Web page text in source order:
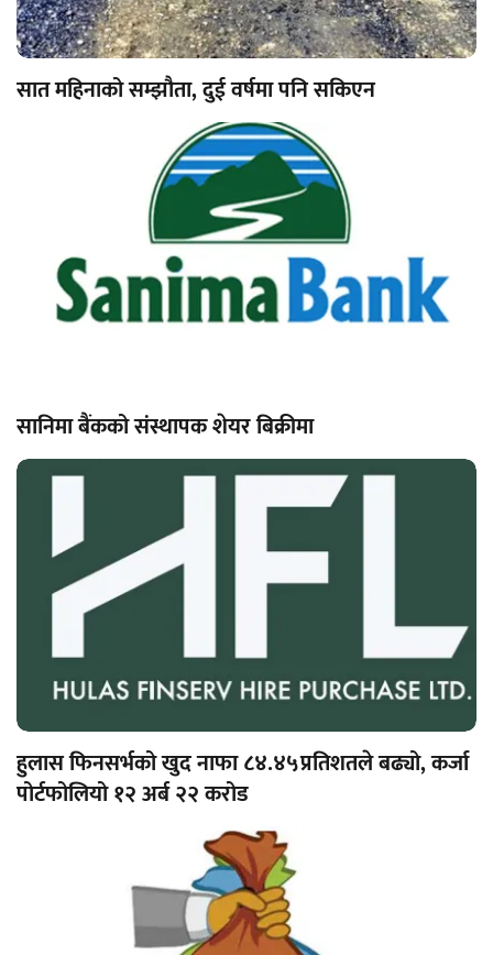
सात महिनाको सम्झौता, दुई वर्षमा पनि सकिएन
सानिमा बैंकको संस्थापक शेयर बिक्रीमा
हुलास फिनसर्भको खुद नाफा ८४.४५प्रतिशतले बढ्यो, कर्जा
पोर्टफोलियो १२ अर्ब २२ करोड